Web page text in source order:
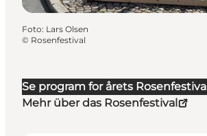
Se program for årets Rosenfestival
Mehr über das Rosenfestival
Foto: Lars Olsen
© Rosenfestival